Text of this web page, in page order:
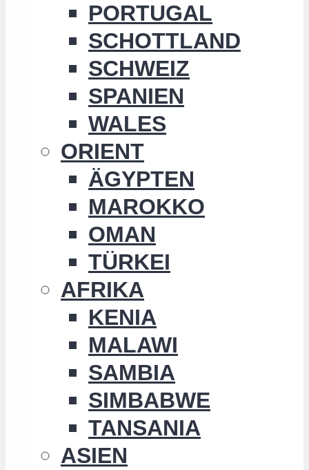
PORTUGAL
SCHOTTLAND
SCHWEIZ
SPANIEN
WALES
ORIENT
ÄGYPTEN
MAROKKO
OMAN
TÜRKEI
AFRIKA
KENIA
MALAWI
SAMBIA
SIMBABWE
TANSANIA
ASIEN